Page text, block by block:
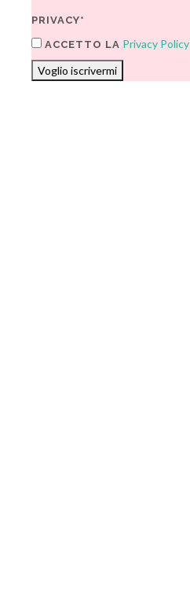
PRIVACY*
ACCETTO LA Privacy Policy
Voglio iscrivermi